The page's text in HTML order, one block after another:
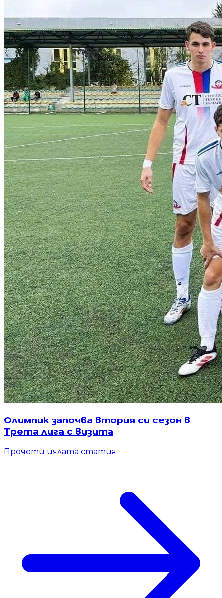
Олимпик започва втория си сезон в
Трета лига с визита
Прочети цялата статия